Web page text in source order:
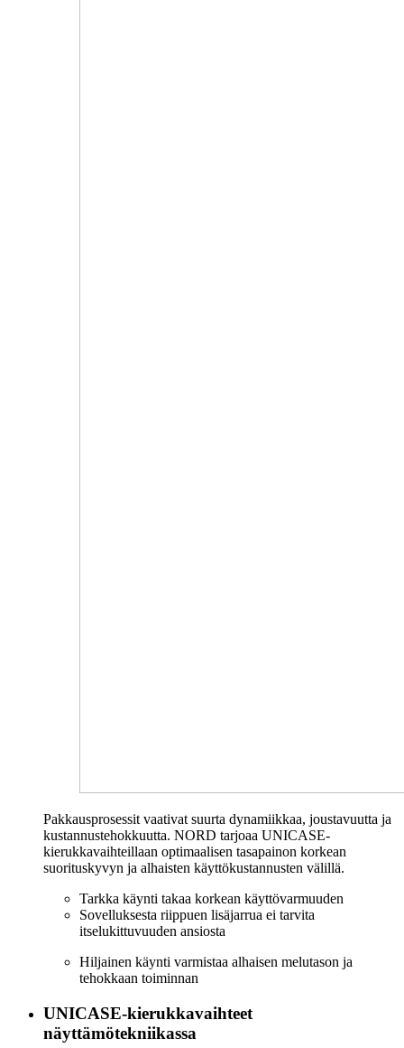
Pakkausprosessit vaativat suurta dynamiikkaa, joustavuutta ja
kustannustehokkuutta. NORD tarjoaa UNICASE-
kierukkavaihteillaan optimaalisen tasapainon korkean
suorituskyvyn ja alhaisten käyttökustannusten välillä.
Tarkka käynti takaa korkean käyttövarmuuden
Sovelluksesta riippuen lisäjarrua ei tarvita
itselukittuvuuden ansiosta
Hiljainen käynti varmistaa alhaisen melutason ja
tehokkaan toiminnan
UNICASE-kierukkavaihteet
näyttämötekniikassa